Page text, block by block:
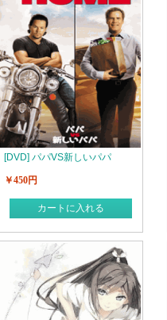
[DVD] パパVS新しいパパ
￥450円
カートに入れる